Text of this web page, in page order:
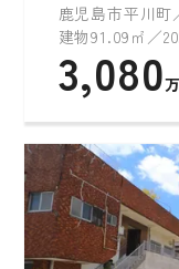
鹿児島市平川町
建物91.09㎡／
3,080